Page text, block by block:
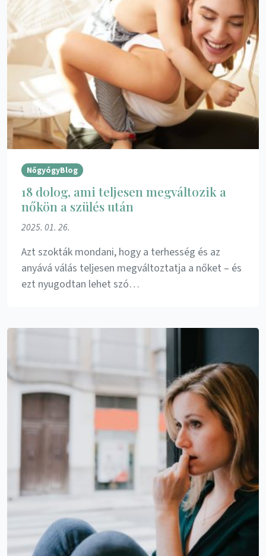
NőgyógyBlog
18 dolog, ami teljesen megváltozik a
nőkön a szülés után
2025. 01. 26.
Azt szokták mondani, hogy a terhesség és az
anyává válás teljesen megváltoztatja a nőket – és
ezt nyugodtan lehet szó…